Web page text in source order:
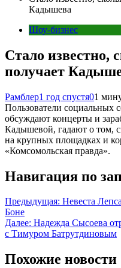
Кадышева
Шоу-бизнес
Стало известно,
получает
Рамблер1 год спустя01
Пользователи социальных
обсуждают концерты и
Кадышевой, гадают о том,
на крупных площадках и
«Комсомольская правда».
Навигация по
Предыдущая: Невеста
Боне
Далее: Надежда Сысоева
с Тимуром Батрутдиновым
Похожие новости